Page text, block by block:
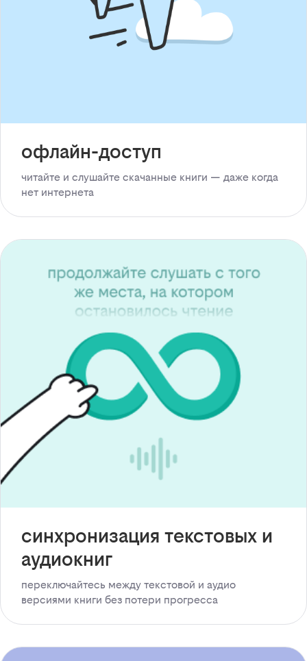
офлайн-доступ
читайте и слушайте скачанные книги — даже когда
нет интернета
синхронизация текстовых и
аудиокниг
переключайтесь между текстовой и аудио
версиями книги без потери прогресса